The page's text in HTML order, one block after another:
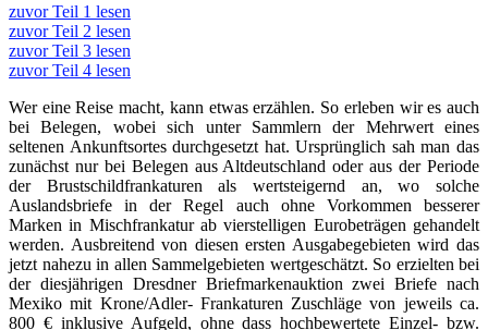
zuvor Teil 1 lesen
zuvor Teil 2 lesen
zuvor Teil 3 lesen
zuvor Teil 4 lesen
Wer eine Reise macht, kann etwas erzählen. So erleben wir es auch
bei Belegen, wobei sich unter Sammlern der Mehrwert eines
seltenen Ankunftsortes durchgesetzt hat. Ursprünglich sah man das
zunächst nur bei Belegen aus Altdeutschland oder aus der Periode
der Brustschildfrankaturen als wertsteigernd an, wo solche
Auslandsbriefe in der Regel auch ohne Vorkommen besserer
Marken in Mischfrankatur ab vierstelligen Eurobeträgen gehandelt
werden. Ausbreitend von diesen ersten Ausgabegebieten wird das
jetzt nahezu in allen Sammelgebieten wertgeschätzt. So erzielten bei
der diesjährigen Dresdner Briefmarkenauktion zwei Briefe nach
Mexiko mit Krone/Adler- Frankaturen Zuschläge von jeweils ca.
800 € inklusive Aufgeld, ohne dass hochbewertete Einzel- bzw.